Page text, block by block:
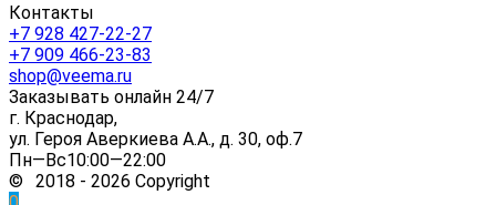
Контакты
+7 928 427-22-27
+7 909 466-23-83
shop@veema.ru
Заказывать онлайн 24/7
г. Краснодар,
ул. Героя Аверкиева А.А., д. 30, оф.7
Пн—Вс10:00—22:00
© 2018 - 2026 Copyright